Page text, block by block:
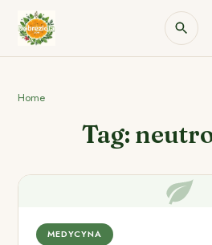
Home
Tag:
MEDYCYNA